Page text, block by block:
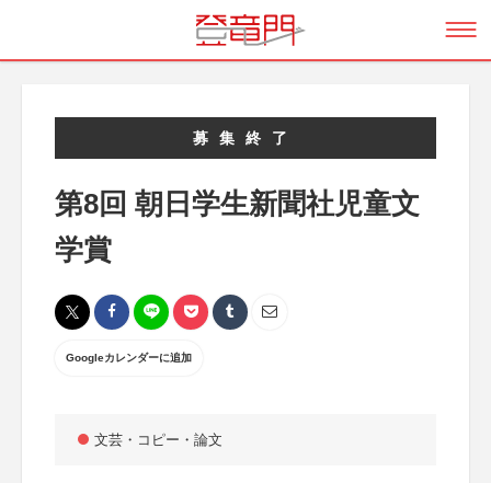
募集終了
第8回 朝日学生新聞社児童文
学賞
Googleカレンダーに追加
文芸・コピー・論文